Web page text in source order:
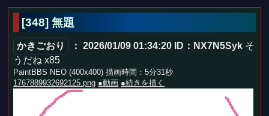
[348] 無題
かきごおり ： 2026/01/09 01:34:20 ID：NX7N5Syk そ
うだね x85
PaintBBS NEO (400x400) 描画時間：5分31秒
1767889932692125.png ●動画 ●続きを描く